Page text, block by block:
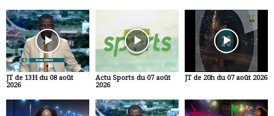
JT de 13H du 08 août
2026
Actu Sports du 07 août
2026
JT de 20h du 07 août 2026